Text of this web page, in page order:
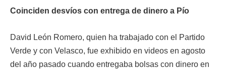
Coinciden desvíos con entrega de dinero a Pío
David León Romero, quien ha trabajado con el Partido
Verde y con Velasco, fue exhibido en videos en agosto
del año pasado cuando entregaba bolsas con dinero en